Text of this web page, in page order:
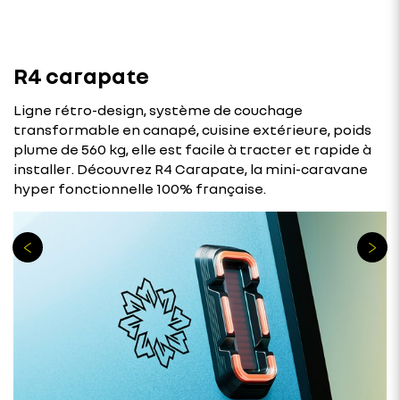
R4 carapate
Ligne rétro-design, système de couchage
transformable en canapé, cuisine extérieure, poids
plume de 560 kg, elle est facile à tracter et rapide à
installer. Découvrez R4 Carapate, la mini-caravane
hyper fonctionnelle 100% française.